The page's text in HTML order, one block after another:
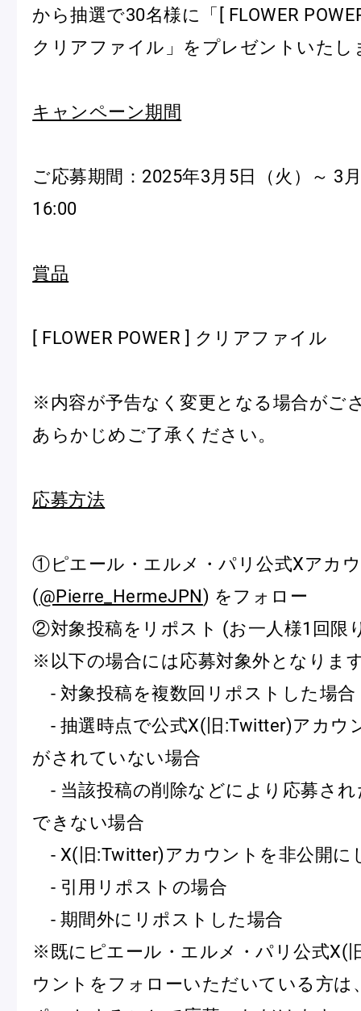
「ヴルーテ」販売のお知らせ
ピエール・エルメ・パリ
店舗一覧
Nos adresses
ガイド
ログイン
ショッピングバッグ
から抽選で30名様に「[ FLOWER
クリアファイル」をプレゼントいたし
キャンペーン期間
ご応募期間：2025年3月5日（火）～ 3
16:00
賞品
[ FLOWER POWER ] クリアファイル
※内容が予告なく変更となる場合がご
あらかじめご了承ください。
応募方法
①ピエール・エルメ・パリ公式Xアカ
(@Pierre_HermeJPN) をフォロー
②対象投稿をリポスト (お一人様1回限
※以下の場合には応募対象外となりま
- 対象投稿を複数回リポストした場合
- 抽選時点で公式X(旧:Twitter)アカウ
がされていない場合
- 当該投稿の削除などにより応募さ
できない場合
- X(旧:Twitter)アカウントを非公開に
- 引用リポストの場合
- 期間外にリポストした場合
※既にピエール・エルメ・パリ公式X(
ウントをフォローいただいている方は